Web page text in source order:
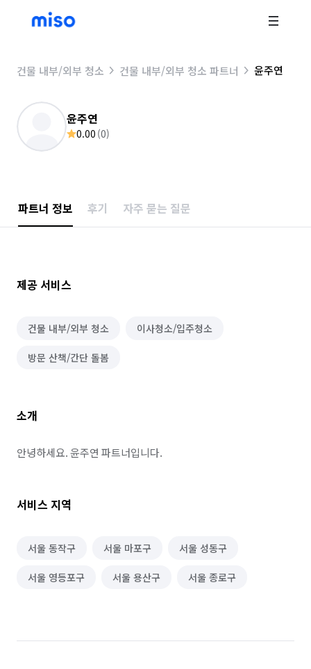
건물 내부/외부 청소 건물 내부/외부 청소 파트너 윤주연
윤주연
0.00 (0)
파트너 정보 후기 자주 묻는 질문
제공 서비스
건물 내부/외부 청소 이사청소/입주청소
방문 산책/간단 돌봄
소개
안녕하세요. 윤주연 파트너입니다.
서비스 지역
서울 동작구 서울 마포구 서울 성동구
서울 영등포구 서울 용산구 서울 종로구